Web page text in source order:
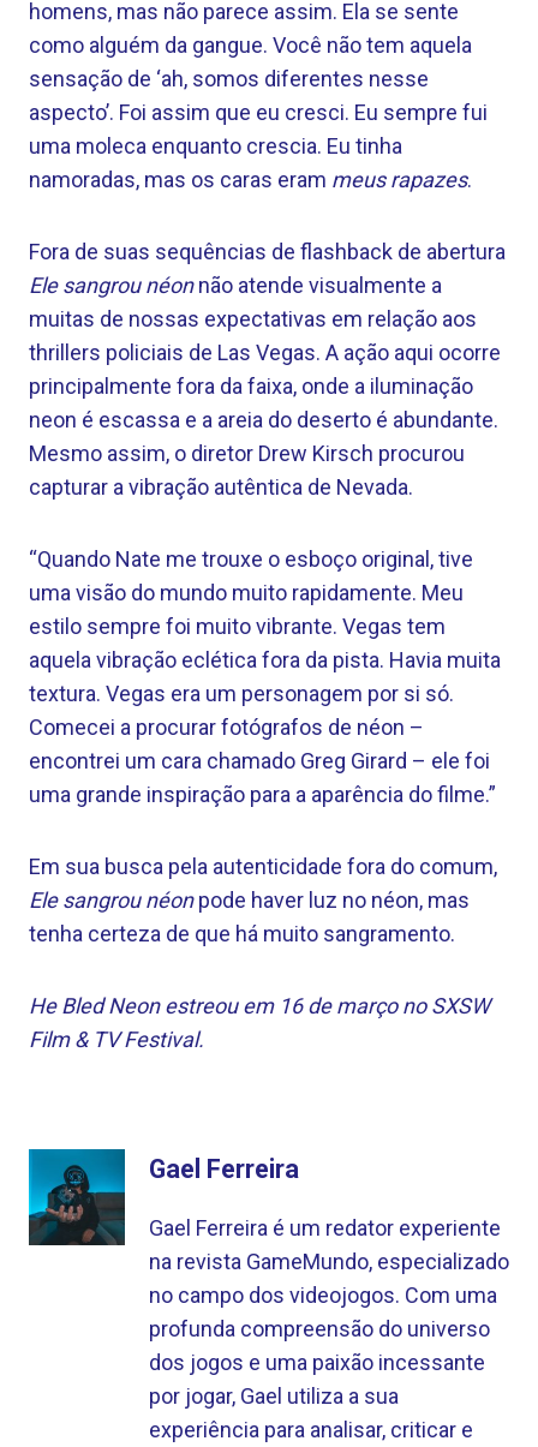
homens, mas não parece assim. Ela se sente
como alguém da gangue. Você não tem aquela
sensação de ‘ah, somos diferentes nesse
aspecto’. Foi assim que eu cresci. Eu sempre fui
uma moleca enquanto crescia. Eu tinha
namoradas, mas os caras eram meus rapazes.
Fora de suas sequências de flashback de abertura
Ele sangrou néonnão atende visualmente a
muitas de nossas expectativas em relação aos
thrillers policiais de Las Vegas. A ação aqui ocorre
principalmente fora da faixa, onde a iluminação
neon é escassa e a areia do deserto é abundante.
Mesmo assim, o diretor Drew Kirsch procurou
capturar a vibração autêntica de Nevada.
“Quando Nate me trouxe o esboço original, tive
uma visão do mundo muito rapidamente. Meu
estilo sempre foi muito vibrante. Vegas tem
aquela vibração eclética fora da pista. Havia muita
textura. Vegas era um personagem por si só.
Comecei a procurar fotógrafos de néon –
encontrei um cara chamado Greg Girard – ele foi
uma grande inspiração para a aparência do filme.”
Em sua busca pela autenticidade fora do comum,
Ele sangrou néonpode haver luz no néon, mas
tenha certeza de que há muito sangramento.
He Bled Neon estreou em 16 de março no SXSW
Film & TV Festival.
Gael Ferreira
Gael Ferreira é um redator experiente
na revista GameMundo, especializado
no campo dos videojogos. Com uma
profunda compreensão do universo
dos jogos e uma paixão incessante
por jogar, Gael utiliza a sua
experiência para analisar, criticar e